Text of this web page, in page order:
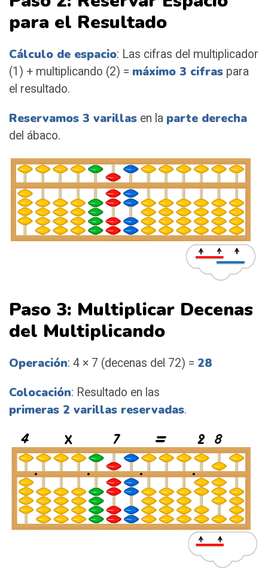
para el Resultado
Cálculo de espacio: Las cifras del multiplicador
(1) + multiplicando (2) = máximo 3 cifras para
el resultado.
Reservamos 3 varillas en la parte derecha
del ábaco.
Paso 3: Multiplicar Decenas
del Multiplicando
Operación: 4 × 7 (decenas del 72) = 28
Colocación: Resultado en las
primeras 2 varillas reservadas.